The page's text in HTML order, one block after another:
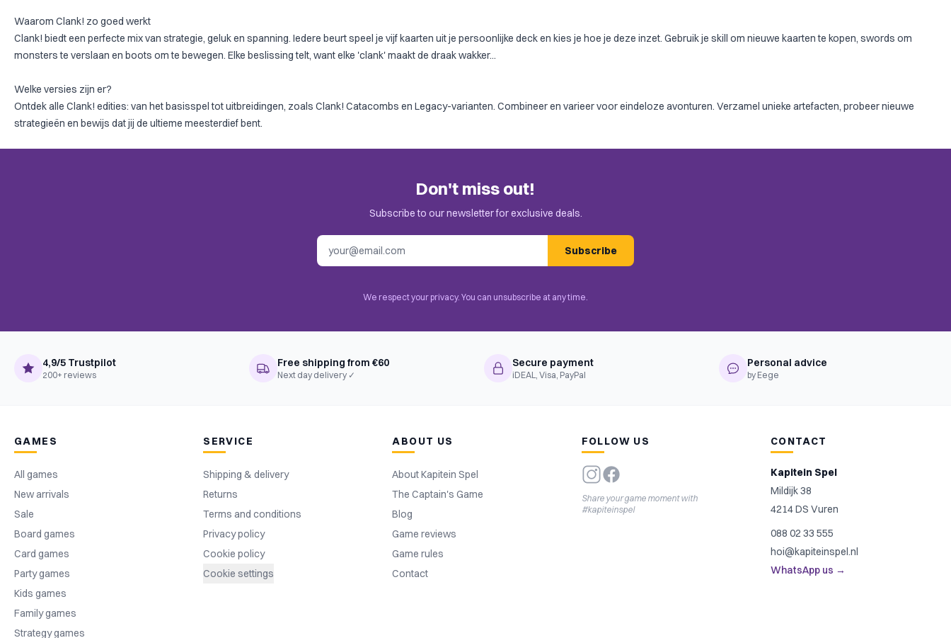
Waarom Clank! zo goed werkt
Clank! biedt een perfecte mix van strategie, geluk en spanning. Iedere beurt speel je vijf kaarten uit je persoonlijke deck en kies je hoe je deze inzet. Gebruik je skill om nieuwe kaarten te kopen, swords om
monsters te verslaan en boots om te bewegen. Elke beslissing telt, want elke 'clank' maakt de draak wakker...
Welke versies zijn er?
Ontdek alle Clank! edities: van het basisspeltot uitbreidingen, zoals Clank! Catacombs en Legacy-varianten. Combineer en varieer voor eindeloze avonturen. Verzamel unieke artefacten, probeer nieuwe
strategieën en bewijs dat jij de ultieme meesterdief bent.
Don't miss out!
Subscribe to our newsletter for exclusive deals.
Subscribe
We respect your privacy. You can unsubscribe at any time.
4,9/5 Trustpilot
200+ reviews
Free shipping from €60
Next day delivery ✓
Secure payment
iDEAL, Visa, PayPal
Personal advice
by Eege
GAMES
All games
New arrivals
Sale
Board games
Card games
Party games
Kids games
Family games
Strategy games
SERVICE
Shipping & delivery
Returns
Terms and conditions
Privacy policy
Cookie policy
Cookie settings
ABOUT US
About Kapitein Spel
The Captain's Game
Blog
Game reviews
Game rules
Contact
FOLLOW US
Share your game moment with
#kapiteinspel
CONTACT
Kapitein Spel
Mildijk 38
4214 DS Vuren
088 02 33 555
hoi@kapiteinspel.nl
WhatsApp us →